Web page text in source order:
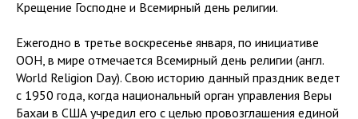
Крещение Господне и Всемирный день религии.
Ежегодно в третье воскресенье января, по инициативе
ООН, в мире отмечается Всемирный день религии (англ.
World Religion Day). Свою историю данный праздник ведет
с 1950 года, когда национальный орган управления Веры
Бахаи в США учредил его с целью провозглашения единой